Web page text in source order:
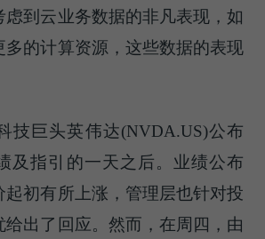
虑到云业务数据的非凡表现，如
多的计算资源，这些数据的表现
技巨头英伟达(NVDA.US)公布
及指引的一天之后。业绩公布
起初有所上涨，管理层也针对投
给出了回应。然而，在周四，由